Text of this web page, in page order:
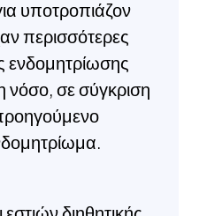
υποτροπιάζον
περισσότερες
ενδομητρίωσης
νόσο, σε σύγκριση